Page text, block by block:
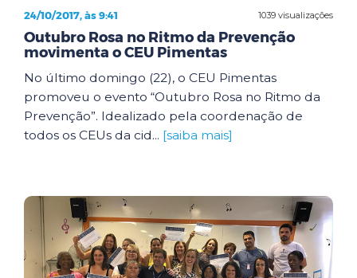
1039 visualizações
24/10/2017, às 9:41
Outubro Rosa no Ritmo da Prevenção
movimenta o CEU Pimentas
No último domingo (22), o CEU Pimentas
promoveu o evento “Outubro Rosa no Ritmo da
Prevenção”. Idealizado pela coordenação de
todos os CEUs da cid... [saiba mais]